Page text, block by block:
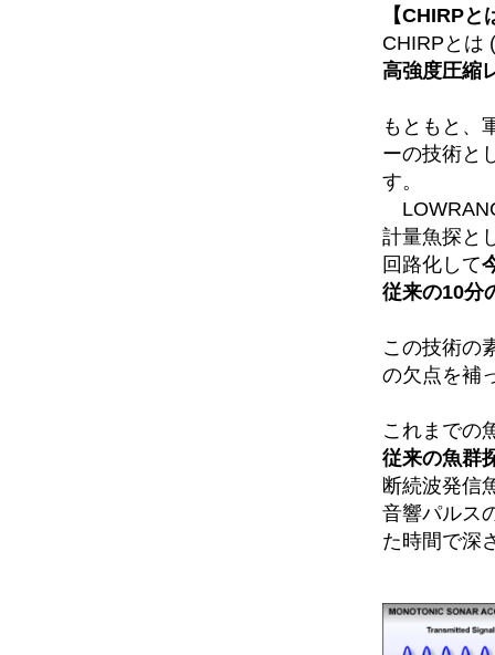
【CHIRPと
CHIRPとは
高強度圧縮
もともと、
ーの技術と
す。
計量魚探と
回路化して
従来の10分
この技術の
の欠点を補
これまでの
従来の魚群
断続波発
音響パルス
た時間で深